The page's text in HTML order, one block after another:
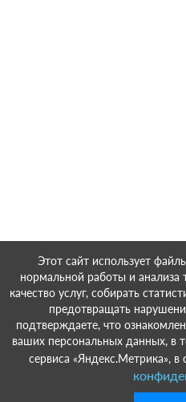
Этот сайт использует
нормальной работы и анализа
качество услуг, собирать
предотвращать
подтверждаете, что
ваших персональных данных, в
сервиса «Яндекс.Метрика», в